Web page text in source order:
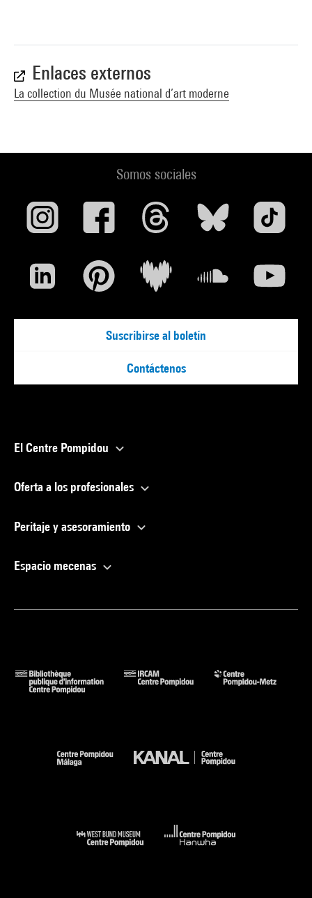
Enlaces externos
La collection du Musée national d’art moderne
Somos sociales
Suscribirse al boletín
Contáctenos
El Centre Pompidou
Oferta a los profesionales
Peritaje y asesoramiento
Espacio mecenas